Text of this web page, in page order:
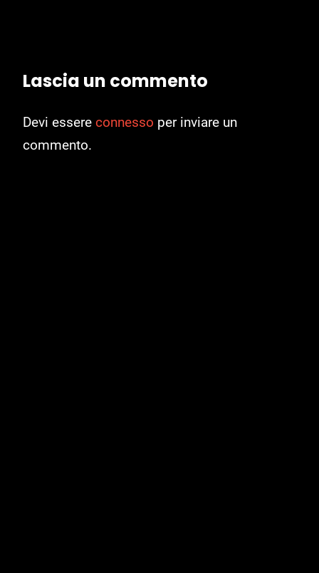
Lascia un commento
Devi essere connesso per inviare un
commento.